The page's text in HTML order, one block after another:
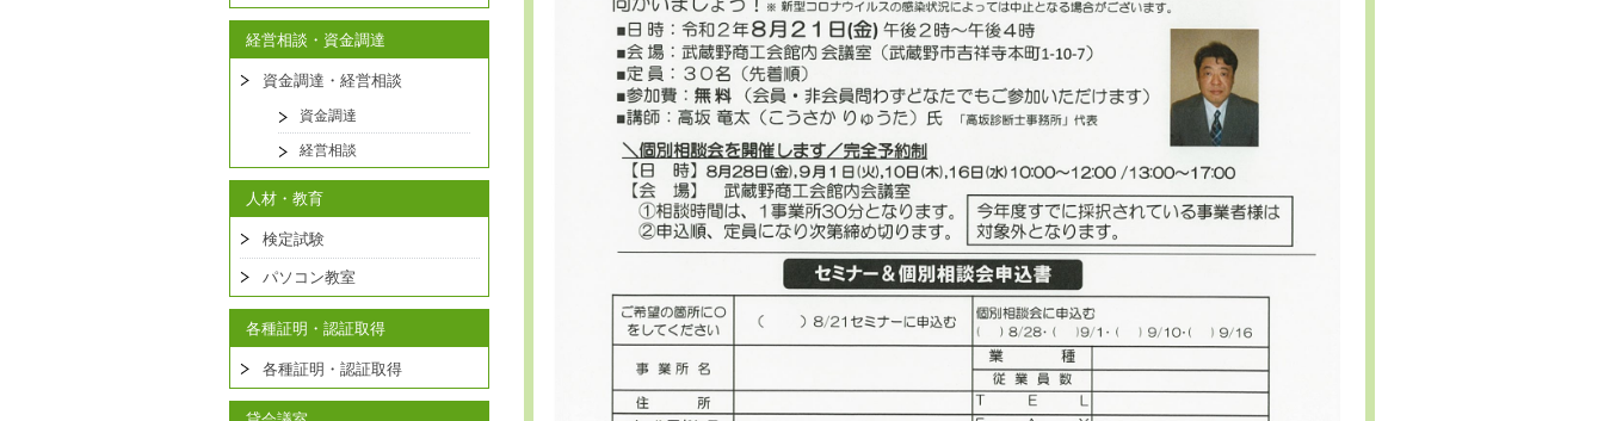
経営相談・資金調達
資金調達・経営相談
資金調達
経営相談
人材・教育
検定試験
パソコン教室
各種証明・認証取得
各種証明・認証取得